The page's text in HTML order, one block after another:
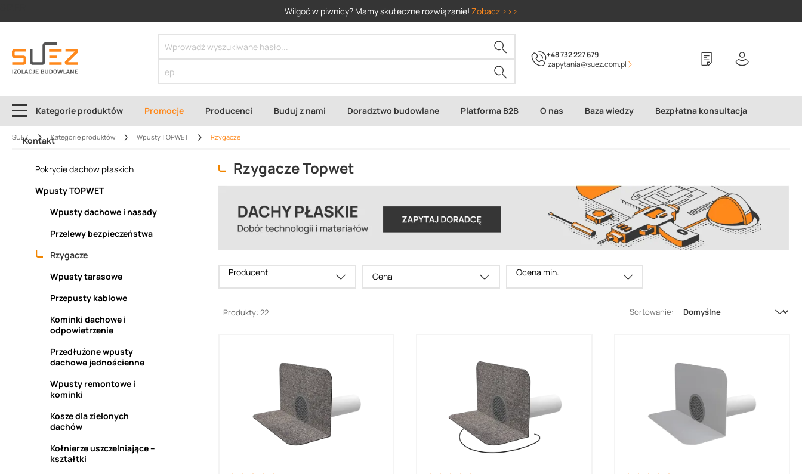
Wilgoć w piwnicy? Mamy skuteczne rozwiązanie! Zobacz >>>
+48 732 227 679
zapytania@suez.com.pl
Kategorie produktów Promocje Producenci Buduj z nami Doradztwo budowlane Platforma B2B O nas Baza wiedzy Bezpłatna konsultacja
Kontakt
SUEZ Kategorie produktów Wpusty TOPWET Rzygacze
Pokrycie dachów płaskich
Wpusty TOPWET
Wpusty dachowe i nasady
Przelewy bezpieczeństwa
Rzygacze
Wpusty tarasowe
Przepusty kablowe
Kominki dachowe i
odpowietrzenie
Przedłużone wpusty
dachowe jednościenne
Wpusty remontowe i
kominki
Kosze dla zielonych
dachów
Kołnierze uszczelniające –
kształtki
Rzygacze Topwet
Producent Cena Ocena min.
Produkty: 22 Sortowanie: